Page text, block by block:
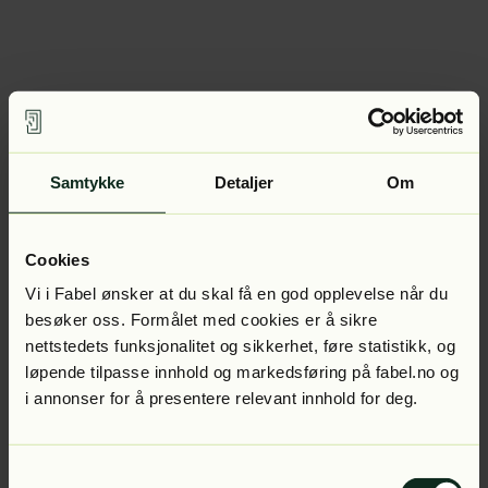
Samtykke Detaljer Om
Cookies
Vi i Fabel ønsker at du skal få en god opplevelse når du
besøker oss. Formålet med cookies er å sikre
nettstedets funksjonalitet og sikkerhet, føre statistikk, og
løpende tilpasse innhold og markedsføring på fabel.no og
i annonser for å presentere relevant innhold for deg.